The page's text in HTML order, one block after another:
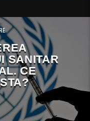
SANITAR
CE